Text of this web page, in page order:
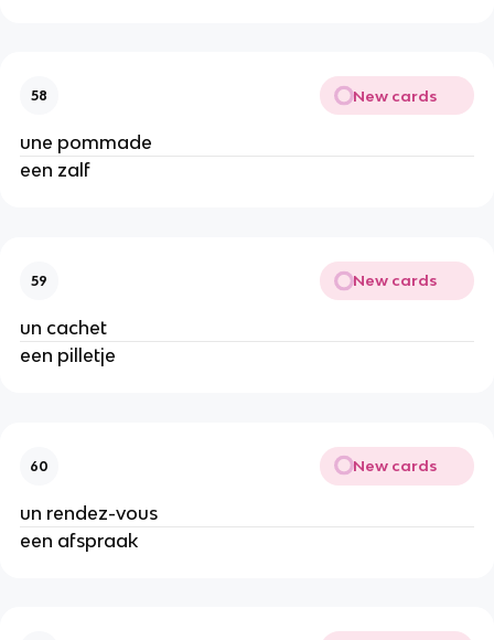
58 New cards
une pommade
een zalf
59 New cards
un cachet
een pilletje
60 New cards
un rendez-vous
een afspraak